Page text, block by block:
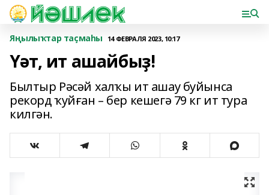
Яңылыҡтар таҫмаһы 14 ФЕВРАЛЯ 2023, 10:17
Үәт, ит ашайбыҙ!
Былтыр Рәсәй халҡы ит ашау буйынса
рекорд ҡуйған – бер кешегә 79 кг ит тура
килгән.